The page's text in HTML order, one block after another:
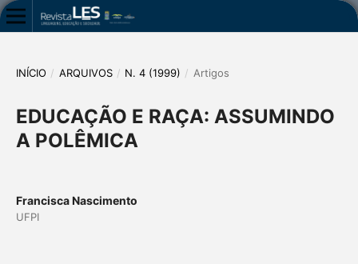
INÍCIO / ARQUIVOS / N. 4 (1999) / Artigos
EDUCAÇÃO E RAÇA: ASSUMINDO
A POLÊMICA
Francisca Nascimento
UFPI